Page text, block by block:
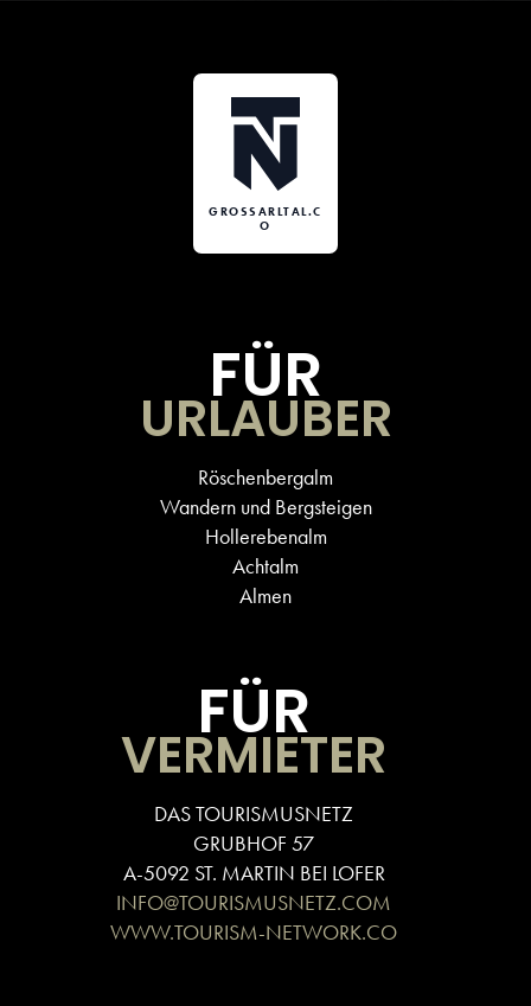
GROSSARLTAL.C
O
FÜR
URLAUBER
Röschenbergalm
Wandern und Bergsteigen
Hollerebenalm
Achtalm
Almen
FÜR
VERMIETER
DAS TOURISMUSNETZ
GRUBHOF 57
A-5092 ST. MARTIN BEI LOFER
INFO@TOURISMUSNETZ.COM
WWW.TOURISM-NETWORK.CO